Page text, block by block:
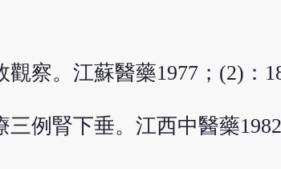
察。江蘇醫藥1977；(2)：18
例腎下垂。江西中醫藥1982